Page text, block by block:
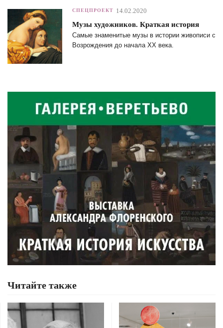
СПЕЦПРОЕКТ 14.02.2020
Музы художников. Краткая история
Самые знаменитые музы в истории живописи с
Возрождения до начала XX века.
Читайте также